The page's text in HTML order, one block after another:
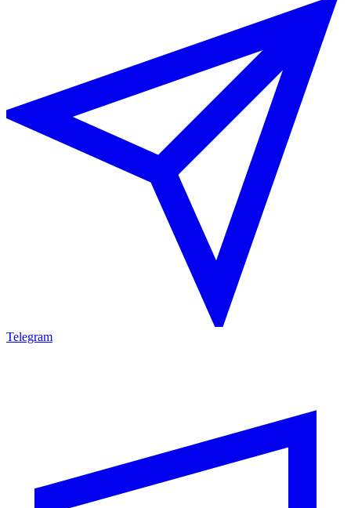
Telegram